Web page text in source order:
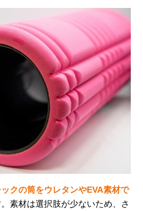
クの筒をウレタンやEVA素材で
素材は選択肢が少ないため、さ